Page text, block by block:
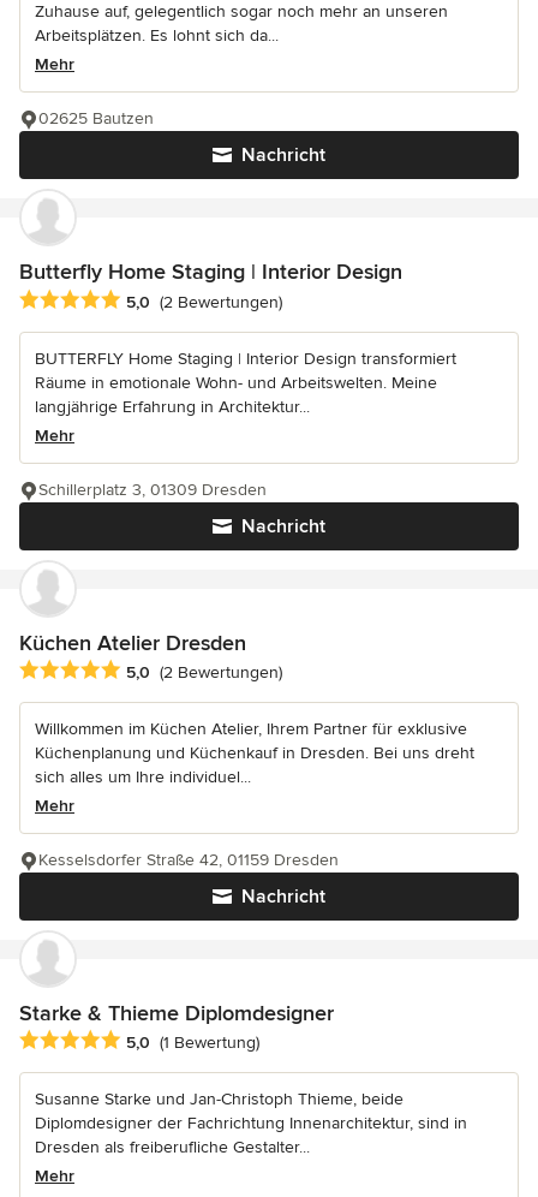
Zuhause auf, gelegentlich sogar noch mehr an unseren
Arbeitsplätzen. Es lohnt sich da...
Mehr
Nachricht
02625 Bautzen
Butterfly Home Staging | Interior Design
Durchschnittliche Bewertung: 5 von 5 Sternen
5,0 (2 Bewertungen)
BUTTERFLY Home Staging | Interior Design transformiert
Räume in emotionale Wohn- und Arbeitswelten. Meine
langjährige Erfahrung in Architektur...
Mehr
Nachricht
Schillerplatz 3, 01309 Dresden
Küchen Atelier Dresden
Durchschnittliche Bewertung: 5 von 5 Sternen
5,0 (2 Bewertungen)
Willkommen im Küchen Atelier, Ihrem Partner für exklusive
Küchenplanung und Küchenkauf in Dresden. Bei uns dreht
sich alles um Ihre individuel...
Mehr
Nachricht
Kesselsdorfer Straße 42, 01159 Dresden
Starke & Thieme Diplomdesigner
Durchschnittliche Bewertung: 5 von 5 Sternen
5,0 (1 Bewertung)
Susanne Starke und Jan-Christoph Thieme, beide
Diplomdesigner der Fachrichtung Innenarchitektur, sind in
Dresden als freiberufliche Gestalter...
Mehr